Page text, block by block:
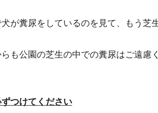
が糞尿をしているのを見て、もう芝
も公園の芝生の中での糞尿はご遠慮
ずつけてください